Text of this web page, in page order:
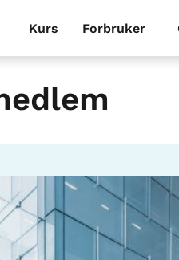
Kurs Forbruker